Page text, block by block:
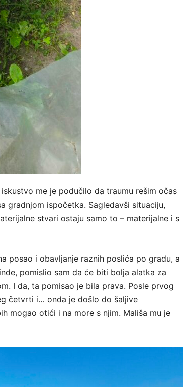
me je podučilo da traumu rešim očas
gradnjom ispočetka. Sagledavši situaciju,
stvari ostaju samo to – materijalne i s
posao i obavljanje raznih poslića po gradu, a
pomislio sam da će biti bolja alatka za
I da, ta pomisao je bila prava. Posle prvog
četvrti i… onda je došlo do šaljive
mogao otići i na more s njim. Mališa mu je